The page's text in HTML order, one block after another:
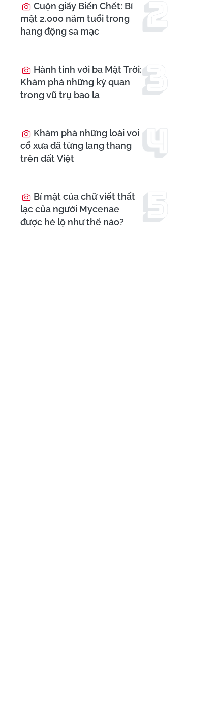
Cuộn giấy Biển Chết: Bí
mật 2.000 năm tuổi trong
hang động sa mạc
Hành tinh với ba Mặt Trời:
Khám phá những kỳ quan
trong vũ trụ bao la
Khám phá những loài voi
cổ xưa đã từng lang thang
trên đất Việt
Bí mật của chữ viết thất
lạc của người Mycenae
được hé lộ như thế nào?